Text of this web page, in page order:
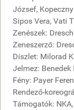
József,
Sipos Vera, Vati
Zenészek:
Zeneszerző:
Díszlet: Milorad
Jelmez: Benedek
Fény: Payer
Rendező-
Támogatók: